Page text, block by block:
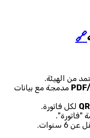
🔗
من الهيئة.
مدمجة مع بيانات
لكل فاتورة.
"فاتورة".
سنوات.